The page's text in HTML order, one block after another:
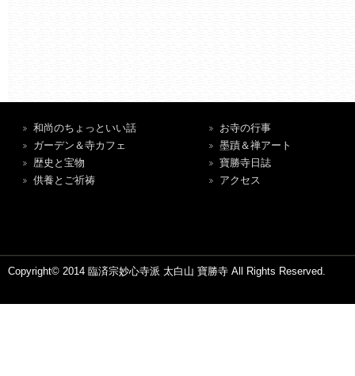
和尚のちょっといい話
ガーデン＆寺カフェ
歴史と宝物
供養とご祈祷
お寺の行事
墨蹟＆禅アート
寶勝寺日誌
アクセス
Copyright© 2014 臨済宗妙心寺派 太白山 寶勝寺 All Rights Reserved.